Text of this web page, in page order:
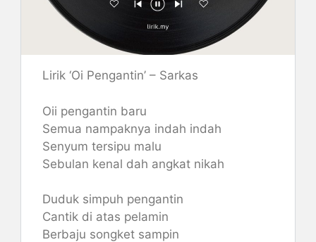
Lirik ‘Oi Pengantin’ – Sarkas
Oii pengantin baru
Semua nampaknya indah indah
Senyum tersipu malu
Sebulan kenal dah angkat nikah
Duduk simpuh pengantin
Cantik di atas pelamin
Berbaju songket sampin